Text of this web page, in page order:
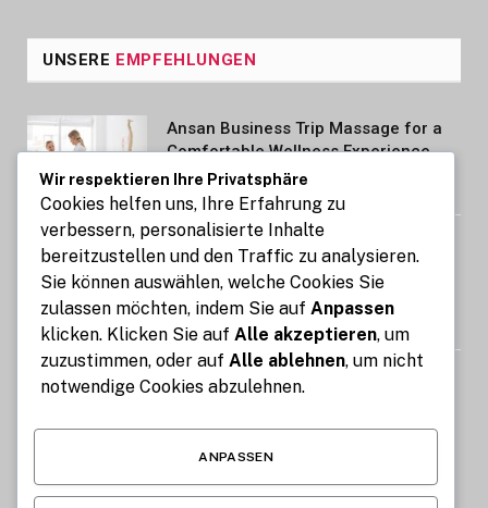
UNSERE EMPFEHLUNGEN
Ansan Business Trip Massage for a
Comfortable Wellness Experience
AUGUST 7, 2026
Kennzeichen express: So gelingt die
Kfz-Zulassung in nur 15 Minuten
online
AUGUST 7, 2026
Image Compressor: Reduce Image
Wir respektieren Ihre Privatsphäre
Cookies helfen uns, Ihre Erfahrung zu
verbessern, personalisierte Inhalte
bereitzustellen und den Traffic zu analysieren.
Sie können auswählen, welche Cookies Sie
zulassen möchten, indem Sie auf Anpassen
klicken. Klicken Sie auf Alle akzeptieren, um
zuzustimmen, oder auf Alle ablehnen, um nicht
notwendige Cookies abzulehnen.
ANPASSEN